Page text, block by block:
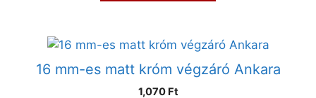
16 mm-es matt króm végzáró Ankara
1,070 Ft